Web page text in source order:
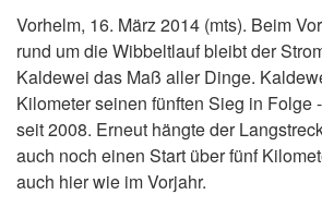
Vorhelm, 16. März 2014 (mts). Beim
rund um die Wibbeltlauf bleibt der
Kaldewei das Maß aller Dinge.
Kilometer seinen fünften Sieg in Folge
seit 2008. Erneut hängte der
auch noch einen Start über fünf
auch hier wie im Vorjahr.